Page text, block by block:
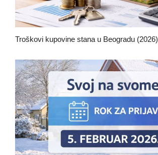
Troškovi kupovine stana u Beogradu (2026)